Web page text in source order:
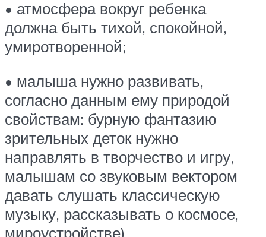
• атмосфера вокруг ребенка
должна быть тихой, спокойной,
умиротворенной;
• малыша нужно развивать,
согласно данным ему природой
свойствам: бурную фантазию
зрительных деток нужно
направлять в творчество и игру,
малышам со звуковым вектором
давать слушать классическую
музыку, рассказывать о космосе,
мироустройстве).